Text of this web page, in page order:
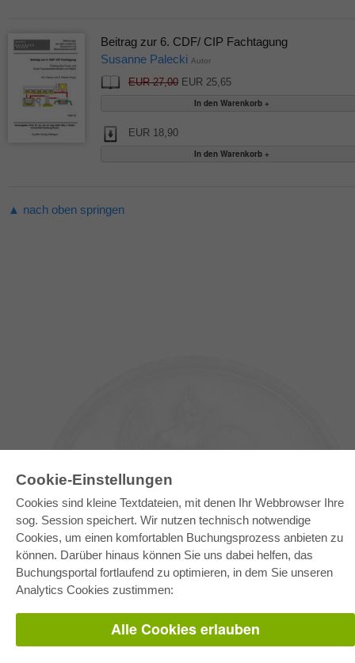
Cookie-Einstellungen
Cookies sind kleine Textdateien, mit denen Ihr Webbrowser Ihre
sog. Session speichert. Wir nutzen technisch notwendige
Cookies, um einen komfortablen Buchungsprozess anbieten zu
können. Darüber hinaus können Sie uns dabei helfen, das
Buchungsportal fortlaufend zu optimieren, in dem Sie unseren
Analytics Cookies zustimmen:
Alle Cookies erlauben
Beitrag zur 6. CDF/ CIP Fachtagung
Susanne Palecki Autor
EUR 27,00EUR 25,65
EUR 18,90
▲ nach oben springen
E-COLLECTION
Gesamtpaket
Fachbereichspakete
Pick & Choose
Bereitstellung von E-Books
WEBSHOP